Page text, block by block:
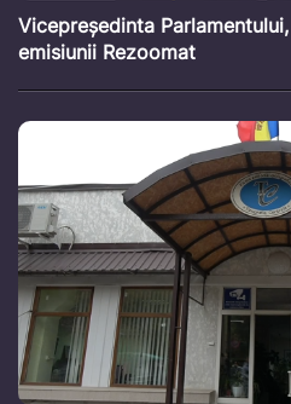
Vicepreședinta
emisiunii Rezoomat